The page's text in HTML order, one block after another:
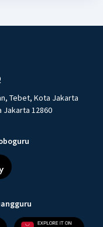
Tebet, Kota Jakarta
Jakarta 12860